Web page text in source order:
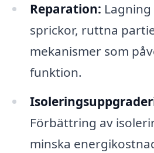
Reparation:
sprickor, ruttna
mekanismer som
funktion.
Förbättring av
minska